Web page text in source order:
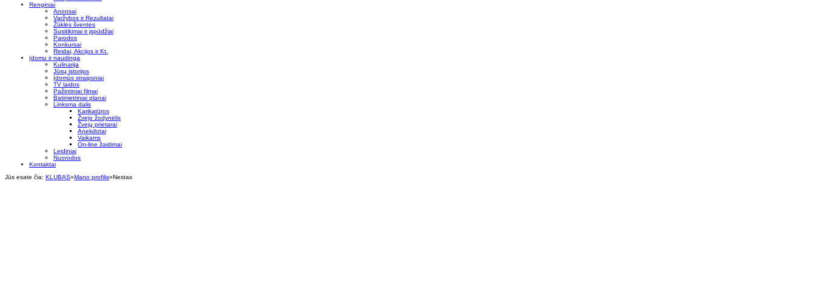
Renginiai
Anonsai
Varžybos ir Rezultatai
Žūklės šventės
Susitikimai ir įspūdžiai
Parodos
Konkursai
Reidai, Akcijos ir Kt.
Įdomu ir naudinga
Kulinarija
Jūsų istorijos
Įdomūs straipsniai
TV laidos
Pažintiniai filmai
Batimetriniai planai
Linksma dalis
Karikatūros
Žvejo žodynėlis
Žvejų prietarai
Anekdotai
Vaikams
On-line žaidimai
Leidiniai
Nuorodos
Kontaktai
Jūs esate čia: KLUBAS»Mano profilis»Nestas